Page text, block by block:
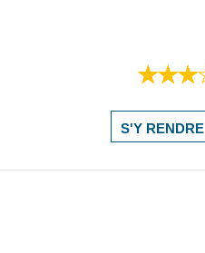
S'Y RENDRE